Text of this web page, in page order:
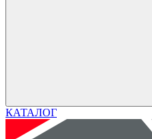
КАТАЛОГ